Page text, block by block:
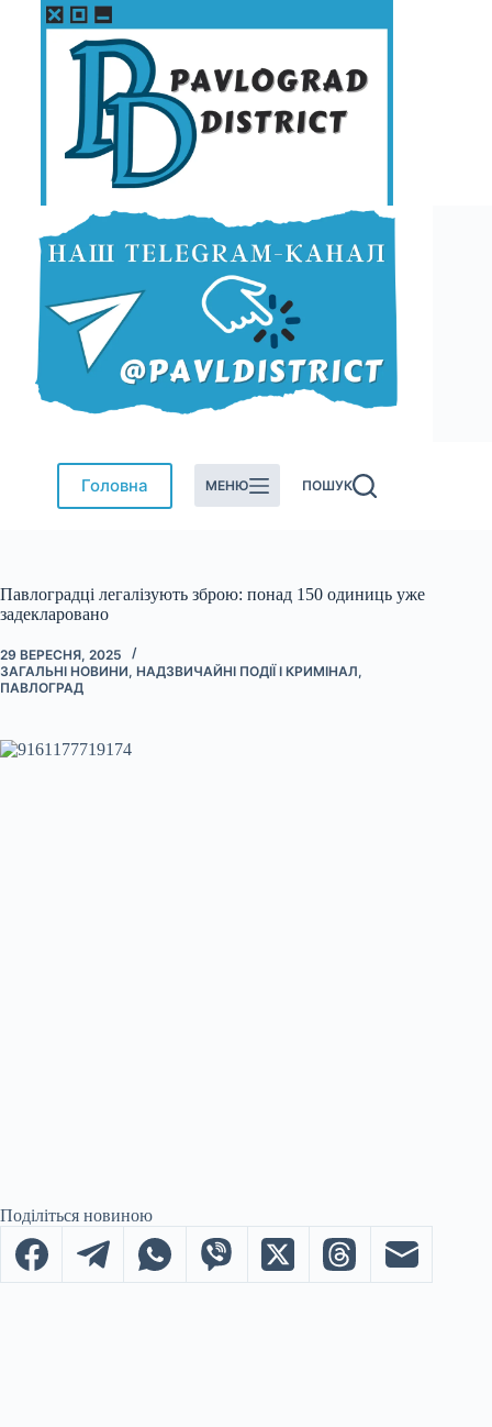
Перейти
Головна МЕНЮ ПОШУК
Павлоградці легалізують зброю: понад 150 одиниць уже
задекларовано
29 ВЕРЕСНЯ, 2025
ЗАГАЛЬНІ НОВИНИ, НАДЗВИЧАЙНІ ПОДІЇ І КРИМІНАЛ,
ПАВЛОГРАД
Поділіться новиною